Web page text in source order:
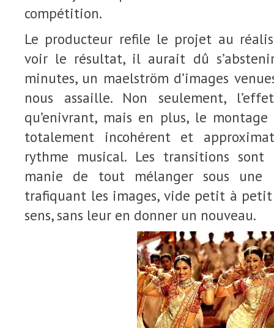
compétition.
Le producteur refile le projet au
voir le résultat, il aurait dû
minutes, un maelström d’images
nous assaille. Non seulement,
qu’enivrant, mais en plus, le
totalement incohérent et
rythme musical. Les transitions
manie de tout mélanger sous une
trafiquant les images, vide petit à
sens, sans leur en donner un nouveau.